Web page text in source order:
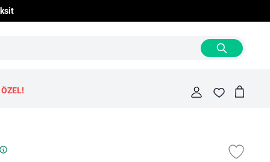
Fav Cart